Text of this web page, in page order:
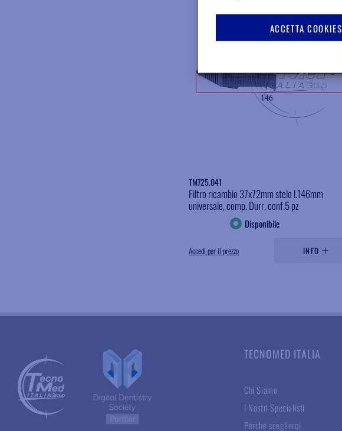
ACCETTA COOKIES
TM725.041
Filtro ricambio 37x72mm stelo l.146mm
universale, comp. Durr, conf.5 pz
Disponibile
Accedi per il prezzo INFO
TECNOMED ITALIA
Chi Siamo
I Nostri Specialisti
Perché sceglierci